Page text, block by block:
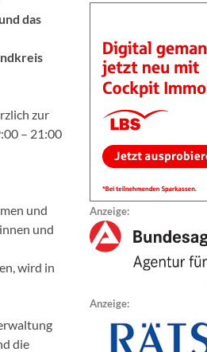
das
zur
– 21:00
und
und
wird in
die
Anzeige:
Anzeige: